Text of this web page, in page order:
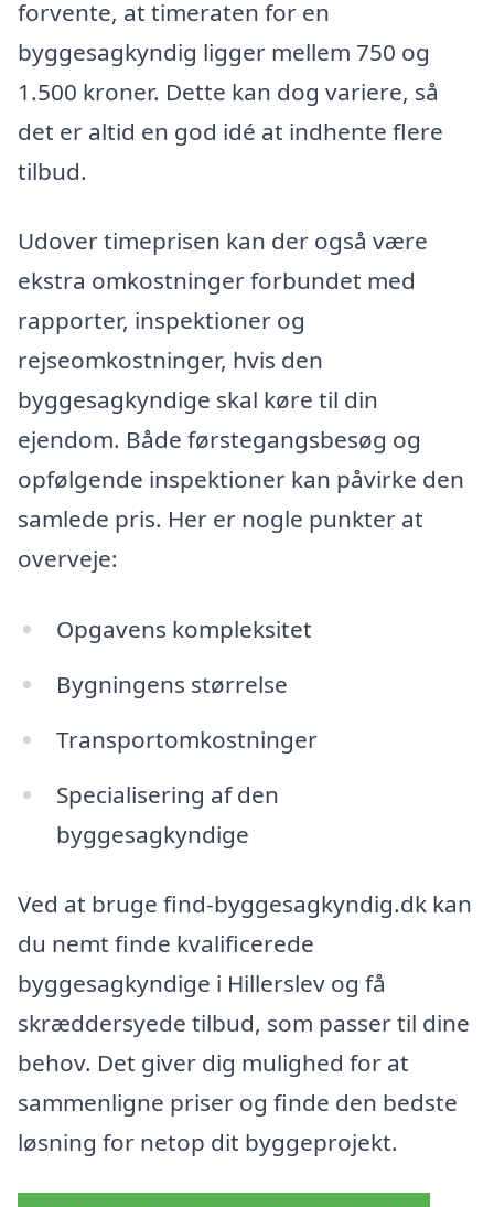
forvente, at timeraten for en
byggesagkyndig ligger mellem 750 og
1.500 kroner. Dette kan dog variere, så
det er altid en god idé at indhente flere
tilbud.
Udover timeprisen kan der også være
ekstra omkostninger forbundet med
rapporter, inspektioner og
rejseomkostninger, hvis den
byggesagkyndige skal køre til din
ejendom. Både førstegangsbesøg og
opfølgende inspektioner kan påvirke den
samlede pris. Her er nogle punkter at
overveje:
Opgavens kompleksitet
Bygningens størrelse
Transportomkostninger
Specialisering af den
byggesagkyndige
Ved at bruge find-byggesagkyndig.dk kan
du nemt finde kvalificerede
byggesagkyndige i Hillerslev og få
skræddersyede tilbud, som passer til dine
behov. Det giver dig mulighed for at
sammenligne priser og finde den bedste
løsning for netop dit byggeprojekt.